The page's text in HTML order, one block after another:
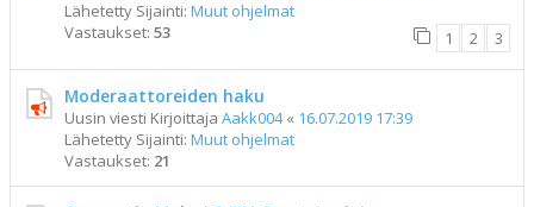
Lähetetty Sijainti: Muut ohjelmat
Vastaukset: 53 1 2 3
Moderaattoreiden haku
Uusin viesti Kirjoittaja Aakk004« 16.07.2019 17:39
Lähetetty Sijainti: Muut ohjelmat
Vastaukset: 21